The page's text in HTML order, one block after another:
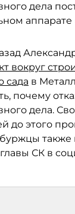
дела
аппарате
вокруг
сада в
почему
дела.
до этого
СК в